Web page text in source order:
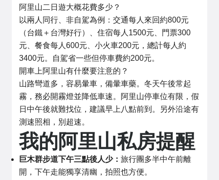
阿里山二日遊大概花費多少？
以兩人同行、非自駕為例：交通每人來回約800元
（台鐵＋台灣好行）、住宿每人1500元、門票300
元、餐食每人600元、小火車200元，總計每人約
3400元。自駕省一些但停車費約200元。
開車上阿里山有什麼要注意的？
山路彎道多，容易暈車，備暈車藥。冬天午後常起
霧，務必開霧燈並降低車速。阿里山停車位有限，假
日中午後就難找位，建議早上八點前到。另外沿途有
測速照相，別超速。
我的阿里山私房提醒
巨木群步道下午三點後人少： 旅行團多半中午前離
開，下午走能獨享清幽，拍照也方便。